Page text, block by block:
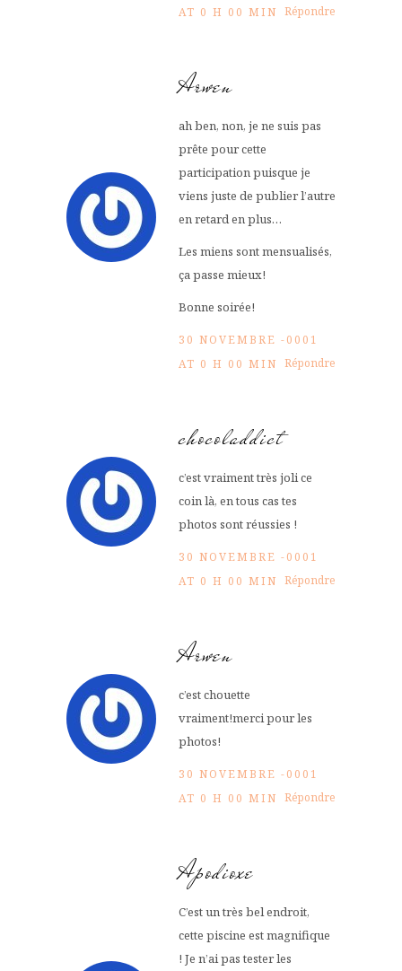
AT 0 H 00 MIN Répondre
Arwen
ah ben, non, je ne suis pas
prête pour cette
participation puisque je
viens juste de publier l’autre
en retard en plus…
Les miens sont mensualisés,
ça passe mieux!
Bonne soirée!
30 NOVEMBRE -0001
AT 0 H 00 MIN Répondre
chocoladdict
c’est vraiment très joli ce
coin là, en tous cas tes
photos sont réussies !
30 NOVEMBRE -0001
AT 0 H 00 MIN Répondre
Arwen
c’est chouette
vraiment!merci pour les
photos!
30 NOVEMBRE -0001
AT 0 H 00 MIN Répondre
Apodioxe
C’est un très bel endroit,
cette piscine est magnifique
! Je n’ai pas tester les